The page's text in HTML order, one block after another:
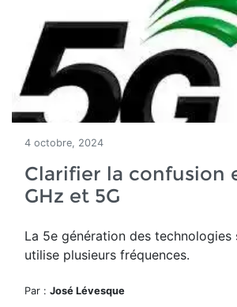
4 octobre, 2024
Clarifier la confusion
GHz et 5G
La 5e génération des technologies
utilise plusieurs fréquences.
Par : José Lévesque